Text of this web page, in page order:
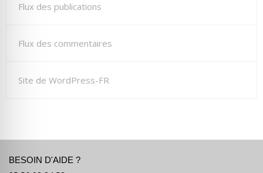
Flux des publications
Flux des commentaires
Site de WordPress-FR
BESOIN D'AIDE ?